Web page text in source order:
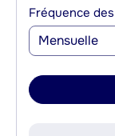
Fréquence
Mensuelle